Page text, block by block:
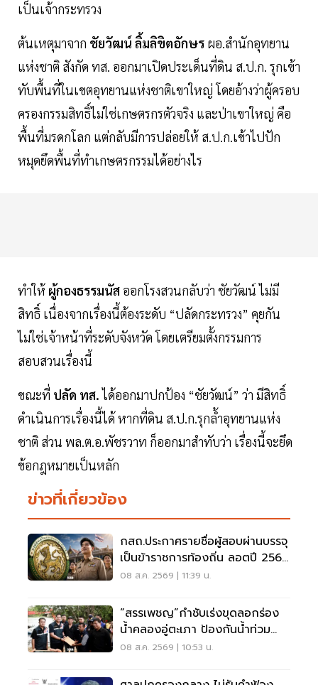
เป็นเจ้ากระทรวง
ต้นเหตุมาจาก ชัยวัฒน์ ลิ้มลิขิตอักษร ผอ.สำนักอุทยาน
แห่งชาติ สังกัด ทส. ออกมาเปิดประเด็นที่ดิน ส.ป.ก. รุกเข้า
ทับพื้นที่ในเขตอุทยานแห่งชาติเขาใหญ่ โดยอ้างว่าผู้ครอบ
ครองกรรมสิทธิ์ไม่ใช่เกษตรกรตัวจริง และป่าเขาใหญ่ คือ
พื้นที่มรดกโลก แต่กลับมีการปล่อยให้ ส.ป.ก.เข้าไปปัก
หมุดยึดพื้นที่ทำเกษตรกรรมได้อย่างไร
ทำให้ ผู้กองธรรมนัส ออกโรงสวนกลับว่า ชัยวัฒน์ ไม่มี
สิทธิ์ เนื่องจากเรื่องนี้ต้องระดับ “ปลัดกระทรวง” คุยกัน
ไม่ใช่เจ้าหน้าที่ระดับจังหวัด โดยเตรียมตั้งกรรมการ
สอบสวนเรื่องนี้
ขณะที่ ปลัด ทส.ได้ออกมาปกป้อง “ชัยวัฒน์” ว่า มีสิทธิ์
ดำเนินการเรื่องนี้ได้ หากที่ดิน ส.ป.ก.รุกล้ำอุทยานแห่ง
ชาติ ส่วน พล.ต.อ.พัชรวาท ก็ออกมาสำทับว่า เรื่องนี้จะยึด
ข้อกฎหมายเป็นหลัก
ข่าวที่เกี่ยวข้อง
กสถ.ประกาศรายชื่อผู้สอบผ่านบรรจุ
เป็นข้าราชการท้องถิ่น ลอตปี 2568
ใหม่
08 ส.ค. 2569 | 11:39 น.
“สรรเพชญ”กำชับเร่งขุดลอกร่อง
น้ำคลองอู่ตะเภา ป้องกันน้ำท่วม
สงขลา
08 ส.ค. 2569 | 10:53 น.